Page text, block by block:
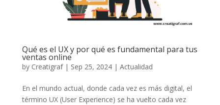
Qué es el UX y por qué es fundamental para tus
ventas online
by Creatigraf| Sep 25, 2024| Actualidad
En el mundo actual, donde cada vez es más digital, el
término UX (User Experience) se ha vuelto cada vez